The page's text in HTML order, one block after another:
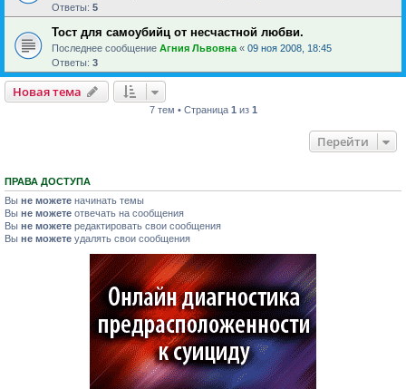
Ответы: 5
Тост для самоубийц от несчастной любви.
Последнее сообщение Агния Львовна « 09 ноя 2008, 18:45
Ответы: 3
Новая тема
7 тем • Страница 1 из 1
Перейти
ПРАВА ДОСТУПА
Вы не можете начинать темы
Вы не можете отвечать на сообщения
Вы не можете редактировать свои сообщения
Вы не можете удалять свои сообщения